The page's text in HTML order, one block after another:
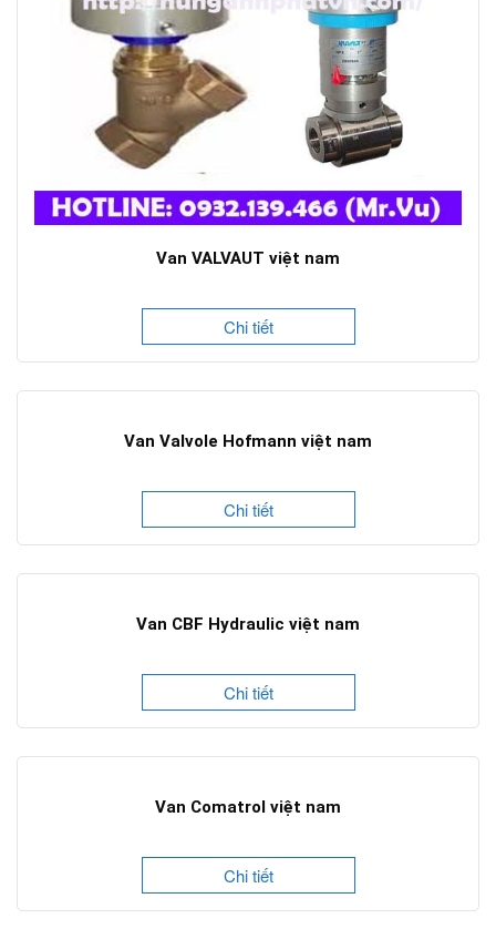
Van VALVAUT việt nam
Chi tiết
Van Valvole Hofmann việt nam
Chi tiết
Van CBF Hydraulic việt nam
Chi tiết
Van Comatrol việt nam
Chi tiết